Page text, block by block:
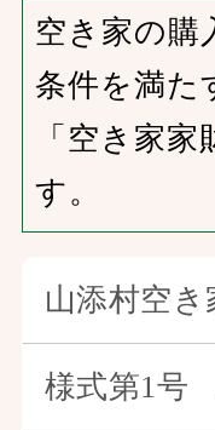
空き家の購
条件を満た
「空き家
す。
山添村空
様式第1号